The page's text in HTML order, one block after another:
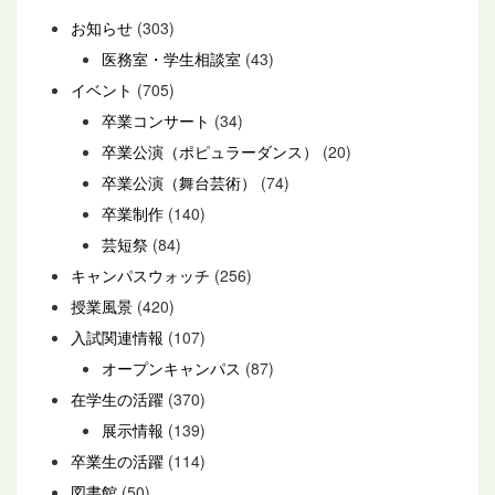
お知らせ (303)
医務室・学生相談室 (43)
イベント (705)
卒業コンサート (34)
卒業公演（ポピュラーダンス）
(20)
卒業公演（舞台芸術）
(74)
卒業制作 (140)
芸短祭 (84)
キャンパスウォッチ (256)
授業風景 (420)
入試関連情報 (107)
オープンキャンパス (87)
在学生の活躍 (370)
展示情報 (139)
卒業生の活躍 (114)